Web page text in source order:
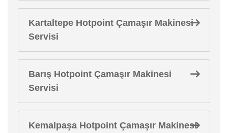
Kartaltepe Hotpoint Çamaşır Makinesi
Servisi
Barış Hotpoint Çamaşır Makinesi
Servisi
Kemalpaşa Hotpoint Çamaşır Makinesi